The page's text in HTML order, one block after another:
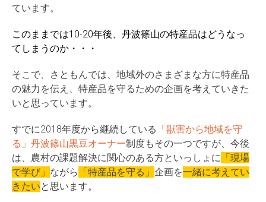
ています。
このままでは10-20年後、丹波篠山の特産品はどうなっ
てしまうのか・・・
そこで、さともんでは、地域外のさまざまな方に特産品
の魅力を伝え、特産品を守るための企画を考えていきた
いと思っています。
すでに2018年度から継続している 「獣害から地域を守
る」丹波篠山黒豆オーナー制度もその一つですが、今後
は、農村の課題解決に関心のある方といっしょに 「現場
で学び」 ながら 「特産品を守る」 企画を一緒に考えてい
きたいと思います。